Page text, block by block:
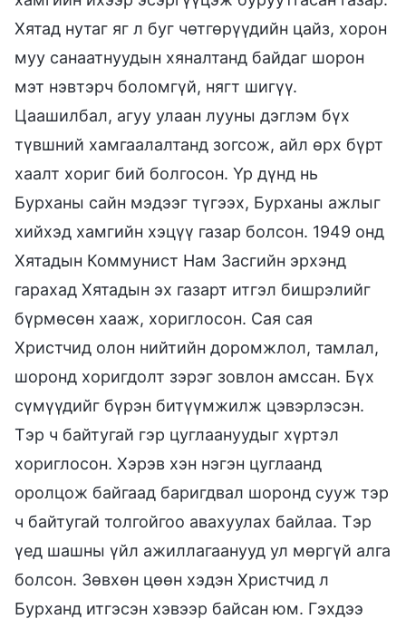
Хятад нутаг яг л буг чөтгөрүүдийн цайз, хорон
муу санаатнуудын хяналтанд байдаг шорон
мэт нэвтэрч боломгүй, нягт шигүү.
Цаашилбал, агуу улаан лууны дэглэм бүх
түвшний хамгаалалтанд зогсож, айл өрх бүрт
хаалт хориг бий болгосон. Үр дүнд нь
Бурханы сайн мэдээг түгээх, Бурханы ажлыг
хийхэд хамгийн хэцүү газар болсон. 1949 онд
Хятадын Коммунист Нам Засгийн эрхэнд
гарахад Хятадын эх газарт итгэл бишрэлийг
бүрмөсөн хааж, хориглосон. Сая сая
Христчид олон нийтийн доромжлол, тамлал,
шоронд хоригдолт зэрэг зовлон амссан. Бүх
сүмүүдийг бүрэн битүүмжилж цэвэрлэсэн.
Тэр ч байтугай гэр цуглаануудыг хүртэл
хориглосон. Хэрэв хэн нэгэн цуглаанд
оролцож байгаад баригдвал шоронд сууж тэр
ч байтугай толгойгоо авахуулах байлаа. Тэр
үед шашны үйл ажиллагаанууд ул мөргүй алга
болсон. Зөвхөн цөөн хэдэн Христчид л
Бурханд итгэсэн хэвээр байсан юм. Гэхдээ